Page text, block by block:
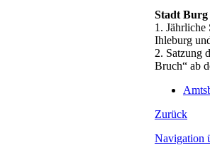
Stadt Burg
1.
Ihleburg
2. Satzung
Bruch“ ab
Zurück
Navigation